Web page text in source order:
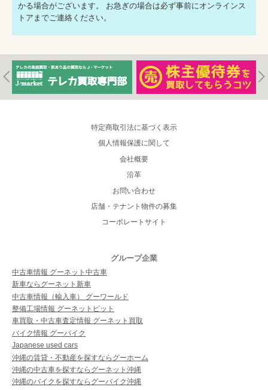
かる場合がございます。 お急ぎの場合は必ず事前にオンラインス
トアまでご連絡ください。
特定商取引法に基づく表示
個人情報保護に関して
会社概要
沿革
お問い合わせ
店舗・テナント物件の募集
コーポレートサイト
グループ企業
中古車情報 グーネット中古車
新車ならグーネット新車
中古車情報（輸入車） グーワールド
整備工場情報 グーネットピット
車買取・中古車査定情報 グーネット買取
バイク情報 グーバイク
Japanese used cars
沖縄の賃貸・不動産を探すならグーホーム
沖縄の中古車を探すならグーネット沖縄
沖縄のバイクを探すならグーバイク沖縄